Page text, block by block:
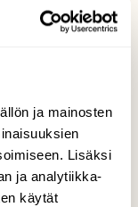
ja mainosten
Lisäksi
ja analytiikka-
käytät